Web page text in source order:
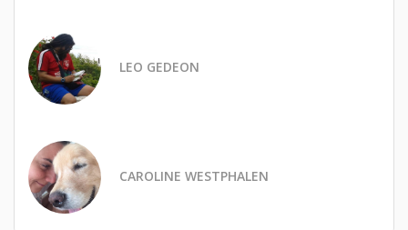
LEO GEDEON
CAROLINE WESTPHALEN